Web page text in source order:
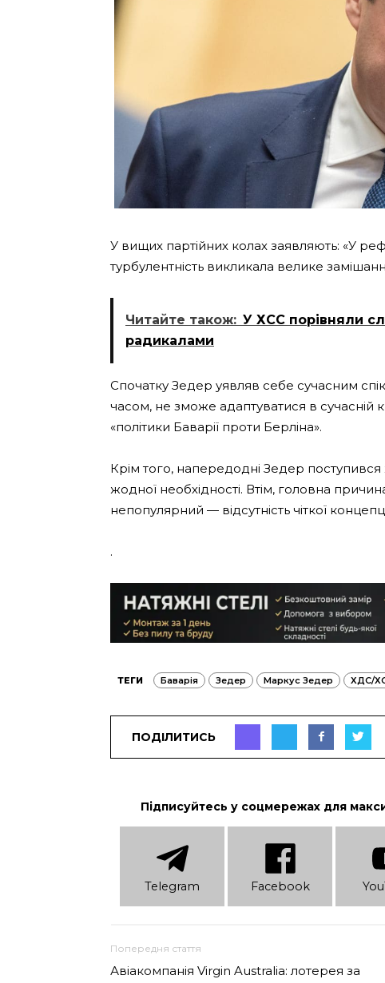
У вищих партійних колах заявляють: «У
турбулентність викликала велике
Читайте також: У ХСС порівняли
радикалами
Спочатку Зедер уявляв себе сучасним
часом, не зможе адаптуватися в
«політики Баварії проти Берліна».
Крім того, напередодні Зедер
жодної необхідності. Втім, головна
непопулярний — відсутність чіткої
.
ТЕГИ Баварія Зедер Маркус Зедер ХДС/
ПОДІЛИТИСЬ
Підписуйтесь у соцмережах для
Telеgram Facebook
Попередня стаття
Авіакомпанія Virgin Australia: лотерея за